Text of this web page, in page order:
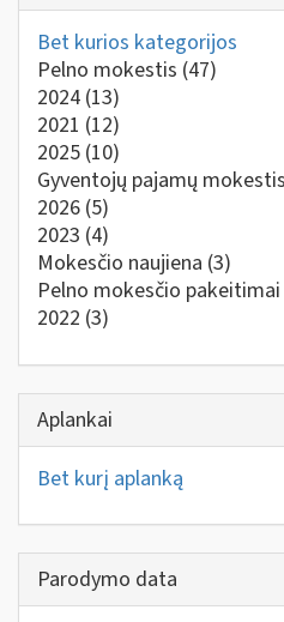
Bet kurios kategorijos
Pelno mokestis (47)
2024 (13)
2021 (12)
2025 (10)
Gyventojų pajamų mokestis
2026 (5)
2023 (4)
Mokesčio naujiena (3)
Pelno mokesčio
2022 (3)
Aplankai
Bet kurį aplanką
Parodymo data